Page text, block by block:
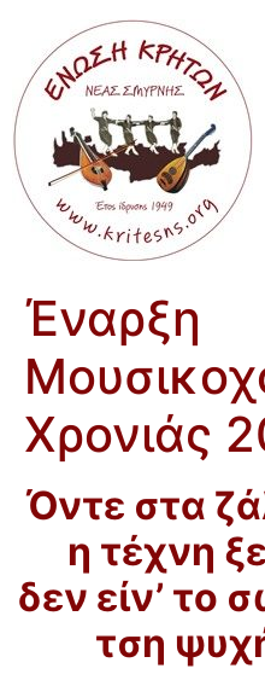
Έναρξη
Χρονιάς
Όντε στα
η τέχνη
δεν είν’ το
τση